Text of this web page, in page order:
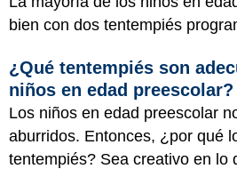
bien con dos tentempiés
¿Qué tentempiés son
niños en edad preescolar?
Los niños en edad preescolar
aburridos. Entonces, ¿por qué
tentempiés? Sea creativo en lo